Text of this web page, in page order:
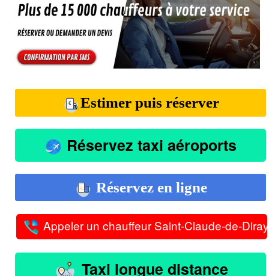
Estimer puis réserver
Réservez taxi aéroports
Réservez en ligne
Appeler un chauffeur Saint-Claude-de-Diray
Taxi longue distance